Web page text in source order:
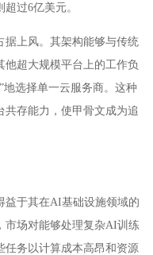
过6亿美元。
据上风。其架构能够与传统
超大规模平台上的工作负
选择单一云服务商。这种
存能力，使甲骨文成为追
益于其在AI基础设施领域的
市场对能够处理复杂AI训练
任务以计算成本高昂和资源